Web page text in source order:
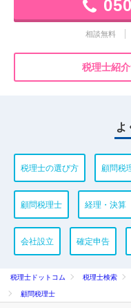
相談無料
税理士紹
よ
税理士の選び方 顧問税
顧問税理士 経理・決算
会社設立 確定申告
税理士ドットコム 税理士検索
顧問税理士